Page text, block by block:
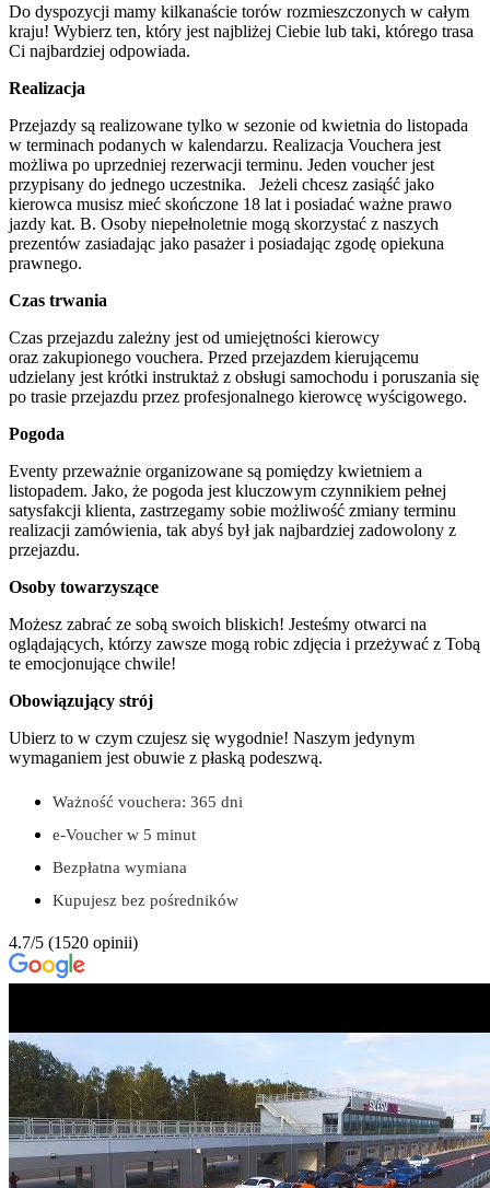
Do dyspozycji mamy kilkanaście torów rozmieszczonych w całym
kraju! Wybierz ten, który jest najbliżej Ciebie lub taki, którego trasa
Ci najbardziej odpowiada.
Realizacja
Przejazdy są realizowane tylko w sezonie od kwietnia do listopada
w terminach podanych w kalendarzu. Realizacja Vouchera jest
możliwa po uprzedniej rezerwacji terminu. Jeden voucher jest
przypisany do jednego uczestnika. Jeżeli chcesz zasiąść jako
kierowca musisz mieć skończone 18 lat i posiadać ważne prawo
jazdy kat. B. Osoby niepełnoletnie mogą skorzystać z naszych
prezentów zasiadając jako pasażer i posiadając zgodę opiekuna
prawnego.
Czas trwania
Czas przejazdu zależny jest od umiejętności kierowcy
oraz zakupionego vouchera. Przed przejazdem kierującemu
udzielany jest krótki instruktaż z obsługi samochodu i poruszania się
po trasie przejazdu przez profesjonalnego kierowcę wyścigowego.
Pogoda
Eventy przeważnie organizowane są pomiędzy kwietniem a
listopadem. Jako, że pogoda jest kluczowym czynnikiem pełnej
satysfakcji klienta, zastrzegamy sobie możliwość zmiany terminu
realizacji zamówienia, tak abyś był jak najbardziej zadowolony z
przejazdu.
Osoby towarzyszące
Możesz zabrać ze sobą swoich bliskich! Jesteśmy otwarci na
oglądających, którzy zawsze mogą robic zdjęcia i przeżywać z Tobą
te emocjonujące chwile!
Obowiązujący strój
Ubierz to w czym czujesz się wygodnie! Naszym jedynym
wymaganiem jest obuwie z płaską podeszwą.
Ważność vouchera: 365 dni
e-Voucher w 5 minut
Bezpłatna wymiana
Kupujesz bez pośredników
4.7/5 (1520 opinii)